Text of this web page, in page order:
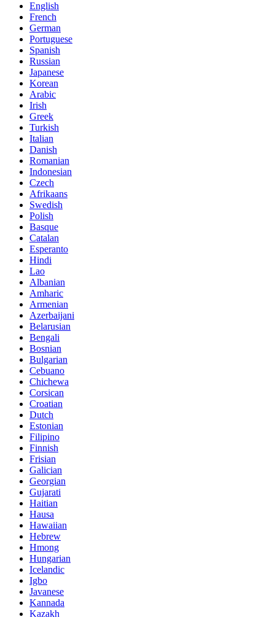
English
French
German
Portuguese
Spanish
Russian
Japanese
Korean
Arabic
Irish
Greek
Turkish
Italian
Danish
Romanian
Indonesian
Czech
Afrikaans
Swedish
Polish
Basque
Catalan
Esperanto
Hindi
Lao
Albanian
Amharic
Armenian
Azerbaijani
Belarusian
Bengali
Bosnian
Bulgarian
Cebuano
Chichewa
Corsican
Croatian
Dutch
Estonian
Filipino
Finnish
Frisian
Galician
Georgian
Gujarati
Haitian
Hausa
Hawaiian
Hebrew
Hmong
Hungarian
Icelandic
Igbo
Javanese
Kannada
Kazakh